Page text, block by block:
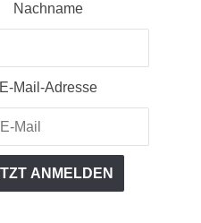
Nachname
E-Mail-Adresse